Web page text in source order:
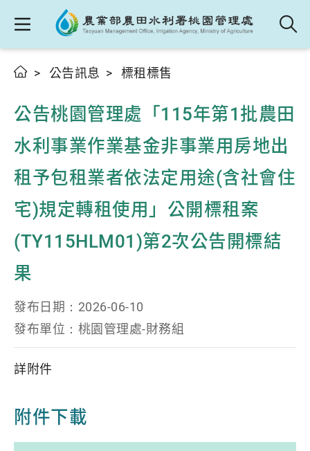
公告訊息 標租標售
公告桃園管理處「115年第1批農田
水利事業作業基金非事業用房地出
租予包租業者依法定用途(含社會住
宅)規定轉租使用」公開標租案
(TY115HLM01)第2次公告開標結
果
發布日期： 2026-06-10
發布單位： 桃園管理處-財務組
詳附件
附件下載